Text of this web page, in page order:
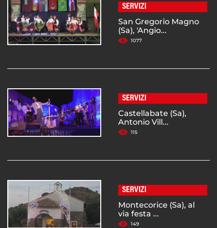
SERVIZI
San Gregorio Magno
(Sa), 'Angio...
1077
SERVIZI
Castellabate (Sa),
Antonio Vill...
115
SERVIZI
Montecorice (Sa), al
via festa ...
149